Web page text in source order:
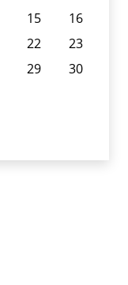
15
16
22
23
29
30